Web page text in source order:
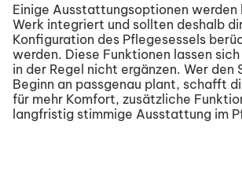
Einige Ausstattungsoptionen werden
Werk integriert und sollten deshalb
Konfiguration des Pflegesessels
werden. Diese Funktionen lassen
in der Regel nicht ergänzen. Wer den
Beginn an passgenau plant, schafft
für mehr Komfort, zusätzliche
langfristig stimmige Ausstattung im